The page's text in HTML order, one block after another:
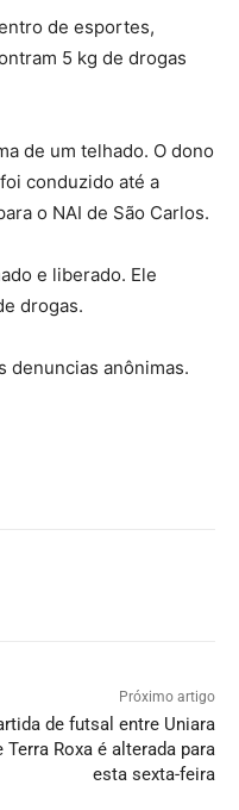
de esportes,
5 kg de drogas
de um telhado. O dono
conduzido até a
o NAI de São Carlos.
e liberado. Ele
drogas.
denuncias anônimas.
Próximo artigo
de futsal entre Uniara
Terra Roxa é alterada para
esta sexta-feira